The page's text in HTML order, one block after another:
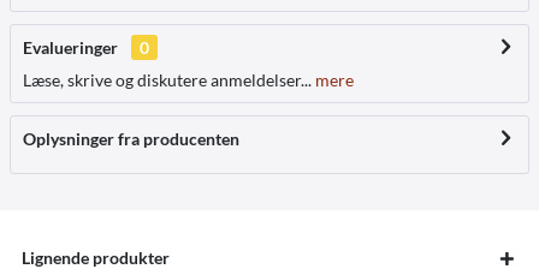
Evalueringer
0
Læse, skrive og diskutere anmeldelser... mere
Oplysninger fra producenten
Lignende produkter